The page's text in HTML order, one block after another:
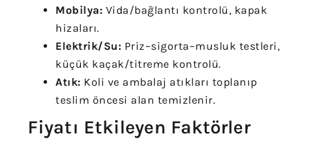
Mobilya: Vida/bağlantı kontrolü, kapak
hizaları.
Elektrik/Su: Priz–sigorta–musluk testleri,
küçük kaçak/titreme kontrolü.
Atık: Koli ve ambalaj atıkları toplanıp
teslim öncesi alan temizlenir.
Fiyatı Etkileyen Faktörler